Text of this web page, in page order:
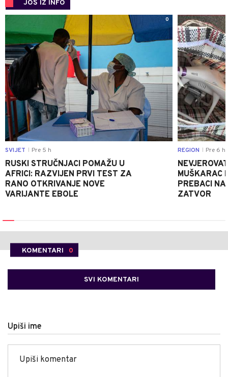
JOŠ IZ INFO
0
SVIJET Pre 5 h
RUSKI STRUČNJACI POMAŽU U
AFRICI: RAZVIJEN PRVI TEST ZA
RANO OTKRIVANJE NOVE
VARIJANTE EBOLE
REGION Pre 6 h
MUŠKARAC
PREBACI
ZATVOR
KOMENTARI 0
SVI KOMENTARI
Upiši ime